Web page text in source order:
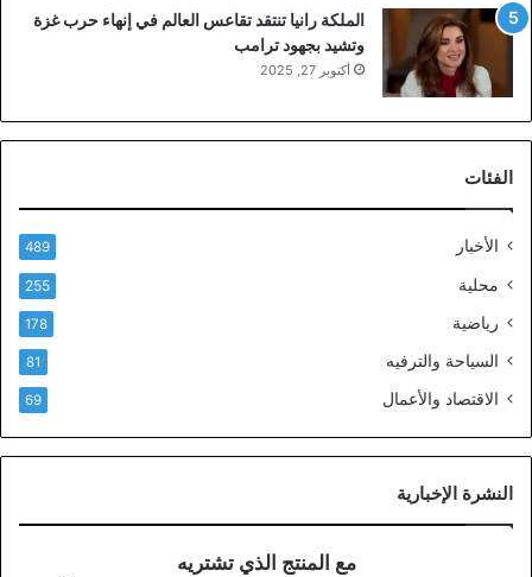
الملكة رانيا تنتقد تقاعس العالم في إنهاء حرب غزة
وتشيد بجهود ترامب
أكتوبر 27, 2025
الفئات
الأخبار 489
محلية 255
رياضية 178
السياحة والترفيه 81
الاقتصاد والأعمال 69
النشرة الإخبارية
مع المنتج الذي تشتريه